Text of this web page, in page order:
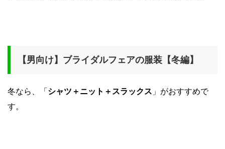
【男向け】ブライダルフェアの服装【冬編】
冬なら、「 シャツ＋ニット＋スラックス 」がおすすめで
す。